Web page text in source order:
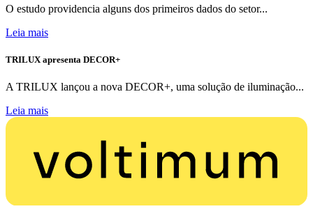
O estudo providencia alguns dos primeiros dados do setor...
Leia mais
TRILUX apresenta DECOR+
A TRILUX lançou a nova DECOR+, uma solução de iluminação...
Leia mais